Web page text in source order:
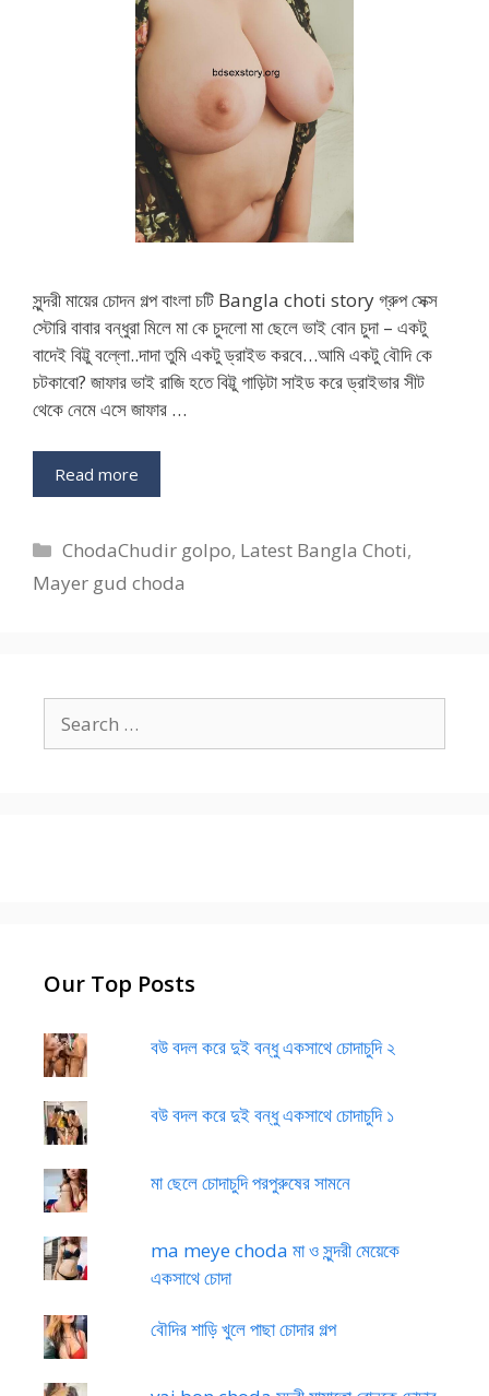
সুন্দরী মায়ের চোদন গল্প বাংলা চটি Bangla choti story গ্রুপ সেক্স
স্টোরি বাবার বন্ধুরা মিলে মা কে চুদলো মা ছেলে ভাই বোন চুদা – একটু
বাদেই বিট্টু বল্লো..দাদা তুমি একটু ড্রাইভ করবে…আমি একটু বৌদি কে
চটকাবো? জাফার ভাই রাজি হতে বিট্টু গাড়িটা সাইড করে ড্রাইভার সীট
থেকে নেমে এসে জাফার …
Read more
Categories
ChodaChudir golpo, Latest Bangla Choti,
Mayer gud choda
for:
Our Top Posts
বউ বদল করে দুই বন্ধু একসাথে চোদাচুদি ২
বউ বদল করে দুই বন্ধু একসাথে চোদাচুদি ১
মা ছেলে চোদাচুদি পরপুরুষের সামনে
ma meye choda মা ও সুন্দরী মেয়েকে
একসাথে চোদা
বৌদির শাড়ি খুলে পাছা চোদার গল্প